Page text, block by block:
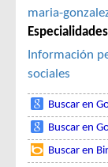
maria-
Información
sociales
Buscar en
Buscar en
Buscar en